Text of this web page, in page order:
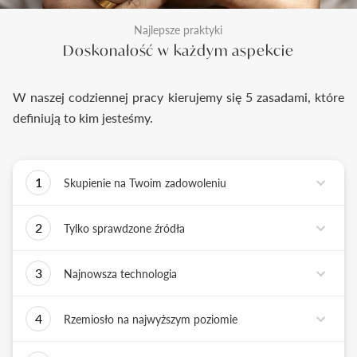
Najlepsze praktyki
Doskonałość w każdym aspekcie
W naszej codziennej pracy kierujemy się 5 zasadami, które
definiują to kim jesteśmy.
1
Skupienie na Twoim zadowoleniu
zadanie - dostarczyć Ci biżuterię i doświadczenie,
2
Tylko sprawdzone źródła
sprawdzonych źródłach pochodzenia i
potwierdzone jest wieloletnią obecnością na rynku.
3
Najnowsza technologia
złotniczego z możliwościami najnowszych
4
Rzemiosło na najwyższym poziomie